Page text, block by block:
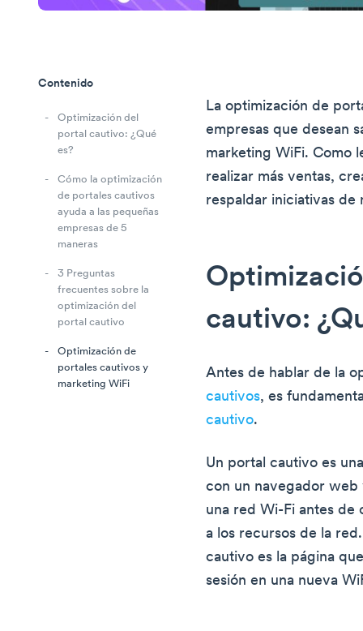
Contenido
Optimización del
portal cautivo: ¿Qué
es?
Cómo la optimización
de portales cautivos
ayuda a las pequeñas
empresas de 5
maneras
3 Preguntas
frecuentes sobre la
optimización del
portal cautivo
Optimización de
portales cautivos y
marketing WiFi
La optimización de
empresas que desean
marketing WiFi. Como
realizar más ventas,
respaldar iniciativas de
cautivo:
Antes de hablar de la
cautivos, es
cautivo.
Un portal cautivo es
con un navegador web
una red Wi-Fi antes de
a los recursos de la
cautivo es la página
sesión en una nueva